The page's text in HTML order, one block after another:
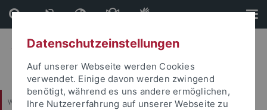
Direkt
zum
Inhalt
Direkt
zur
Fußleiste
Wirtschafts- und Sozialwissenschaftliche Fakultät
Datenschutzeinstellungen
Auf unserer Webseite werden Cookies
verwendet. Einige davon werden zwingend
benötigt, während es uns andere ermöglichen,
Ihre Nutzererfahrung auf unserer Webseite zu